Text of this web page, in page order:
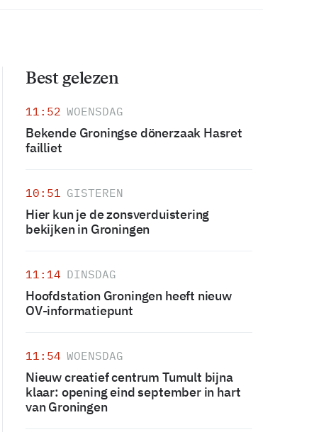
Best gelezen
11:52 WOENSDAG
Bekende Groningse dönerzaak Hasret
failliet
10:51 GISTEREN
Hier kun je de zonsverduistering
bekijken in Groningen
11:14 DINSDAG
Hoofdstation Groningen heeft nieuw
OV-informatiepunt
11:54 WOENSDAG
Nieuw creatief centrum Tumult bijna
klaar: opening eind september in hart
van Groningen